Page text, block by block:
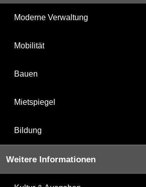
Moderne Verwaltung
Mobilität
Bauen
Mietspiegel
Bildung
Weitere Informationen